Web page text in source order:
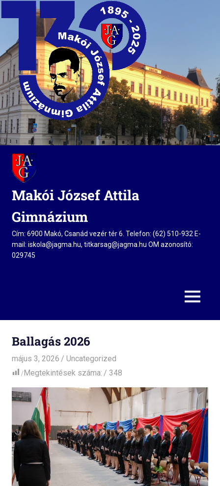
Skip
content
Makói József Attila
Gimnázium
Cím: 6900 Makó, Csanád vezér tér 6. Telefon: (62) 510-932 E-
mail: iskola@jagma.hu, titkarsag@jagma.hu OM azonosító:
029745
MENU
Ballagás 2026
május 3, 2026 admin
Uncategorized
Megtekintések száma:
348